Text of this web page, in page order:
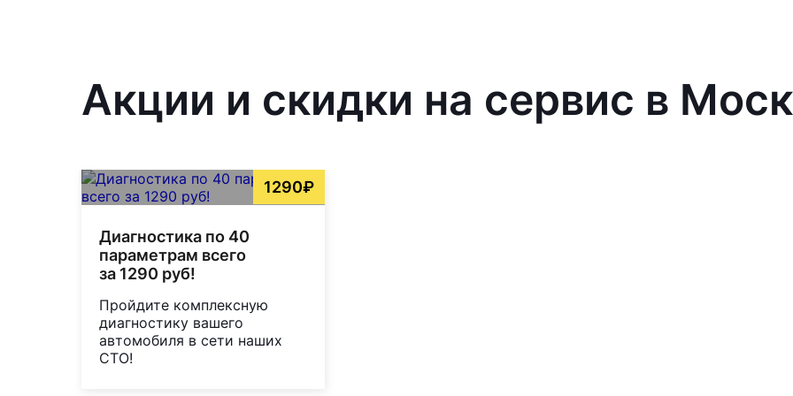
Акции и скидки на сервис в
1290₽
Диагностика по 40
параметрам всего
за 1290 руб!
Пройдите комплексную
диагностику вашего
автомобиля в сети наших
СТО!